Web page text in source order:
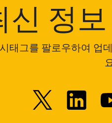
신 정
태그를 팔로우하여 업